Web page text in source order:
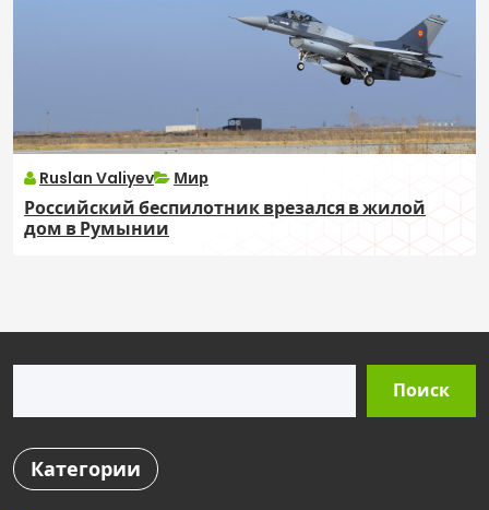
Ruslan Valiyev Мир
Российский беспилотник врезался в жилой
дом в Румынии
Поиск
Категории